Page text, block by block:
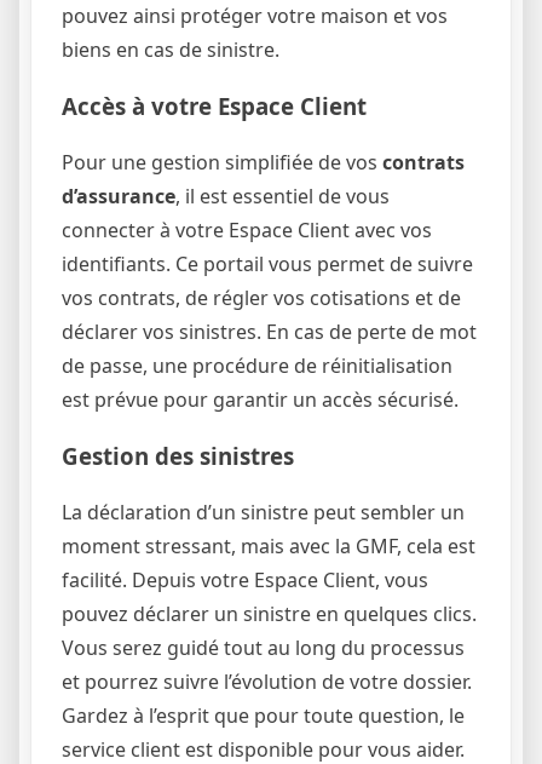
pouvez ainsi protéger votre maison et vos
biens en cas de sinistre.
Accès à votre Espace Client
Pour une gestion simplifiée de vos contrats
d’assurance, il est essentiel de vous
connecter à votre Espace Client avec vos
identifiants. Ce portail vous permet de suivre
vos contrats, de régler vos cotisations et de
déclarer vos sinistres. En cas de perte de mot
de passe, une procédure de réinitialisation
est prévue pour garantir un accès sécurisé.
Gestion des sinistres
La déclaration d’un sinistre peut sembler un
moment stressant, mais avec la GMF, cela est
facilité. Depuis votre Espace Client, vous
pouvez déclarer un sinistre en quelques clics.
Vous serez guidé tout au long du processus
et pourrez suivre l’évolution de votre dossier.
Gardez à l’esprit que pour toute question, le
service client est disponible pour vous aider.